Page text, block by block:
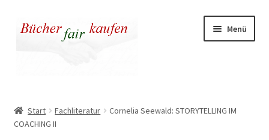
Zur
Navigation
Zum
Inhalt
Menü
Kasse
Start Fachliteratur
Cornelia Seewald: STORYTELLING IM
COACHING II